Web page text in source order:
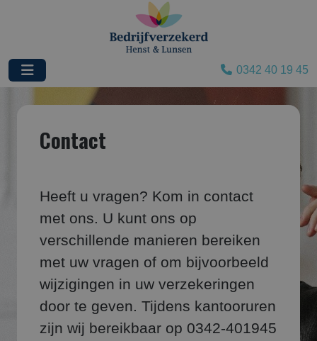
0342 40 19 45
Contact
Heeft u vragen? Kom in contact
met ons. U kunt ons op
verschillende manieren bereiken
met uw vragen of om bijvoorbeeld
wijzigingen in uw verzekeringen
door te geven. Tijdens kantooruren
zijn wij bereikbaar op 0342-401945